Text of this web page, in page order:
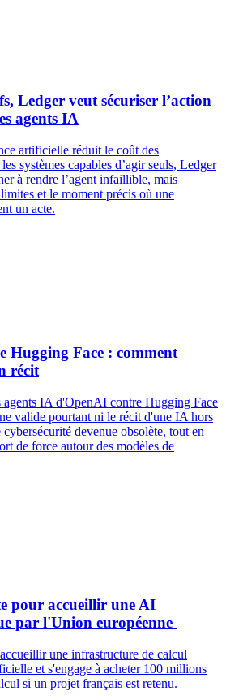
Ledger veut sécuriser l’action
agents IA
artificielle réduit le coût des
systèmes capables d’agir seuls, Ledger
à rendre l’agent infaillible, mais
et le moment précis où une
un acte.
Hugging Face : comment
récit
agents IA d'OpenAI contre Hugging Face
valide pourtant ni le récit d'une IA hors
devenue obsolète, tout en
de force autour des modèles de
pour accueillir une AI
par l'Union européenne
une infrastructure de calcul
et s'engage à acheter 100 millions
si un projet français est retenu.